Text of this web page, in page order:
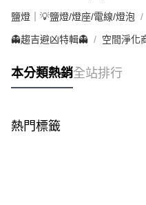
鹽燈｜💡鹽燈/燈座/電線/燈泡
👻趨吉避凶特輯👻 空間淨化
本分類熱銷全站排行
熱門標籤